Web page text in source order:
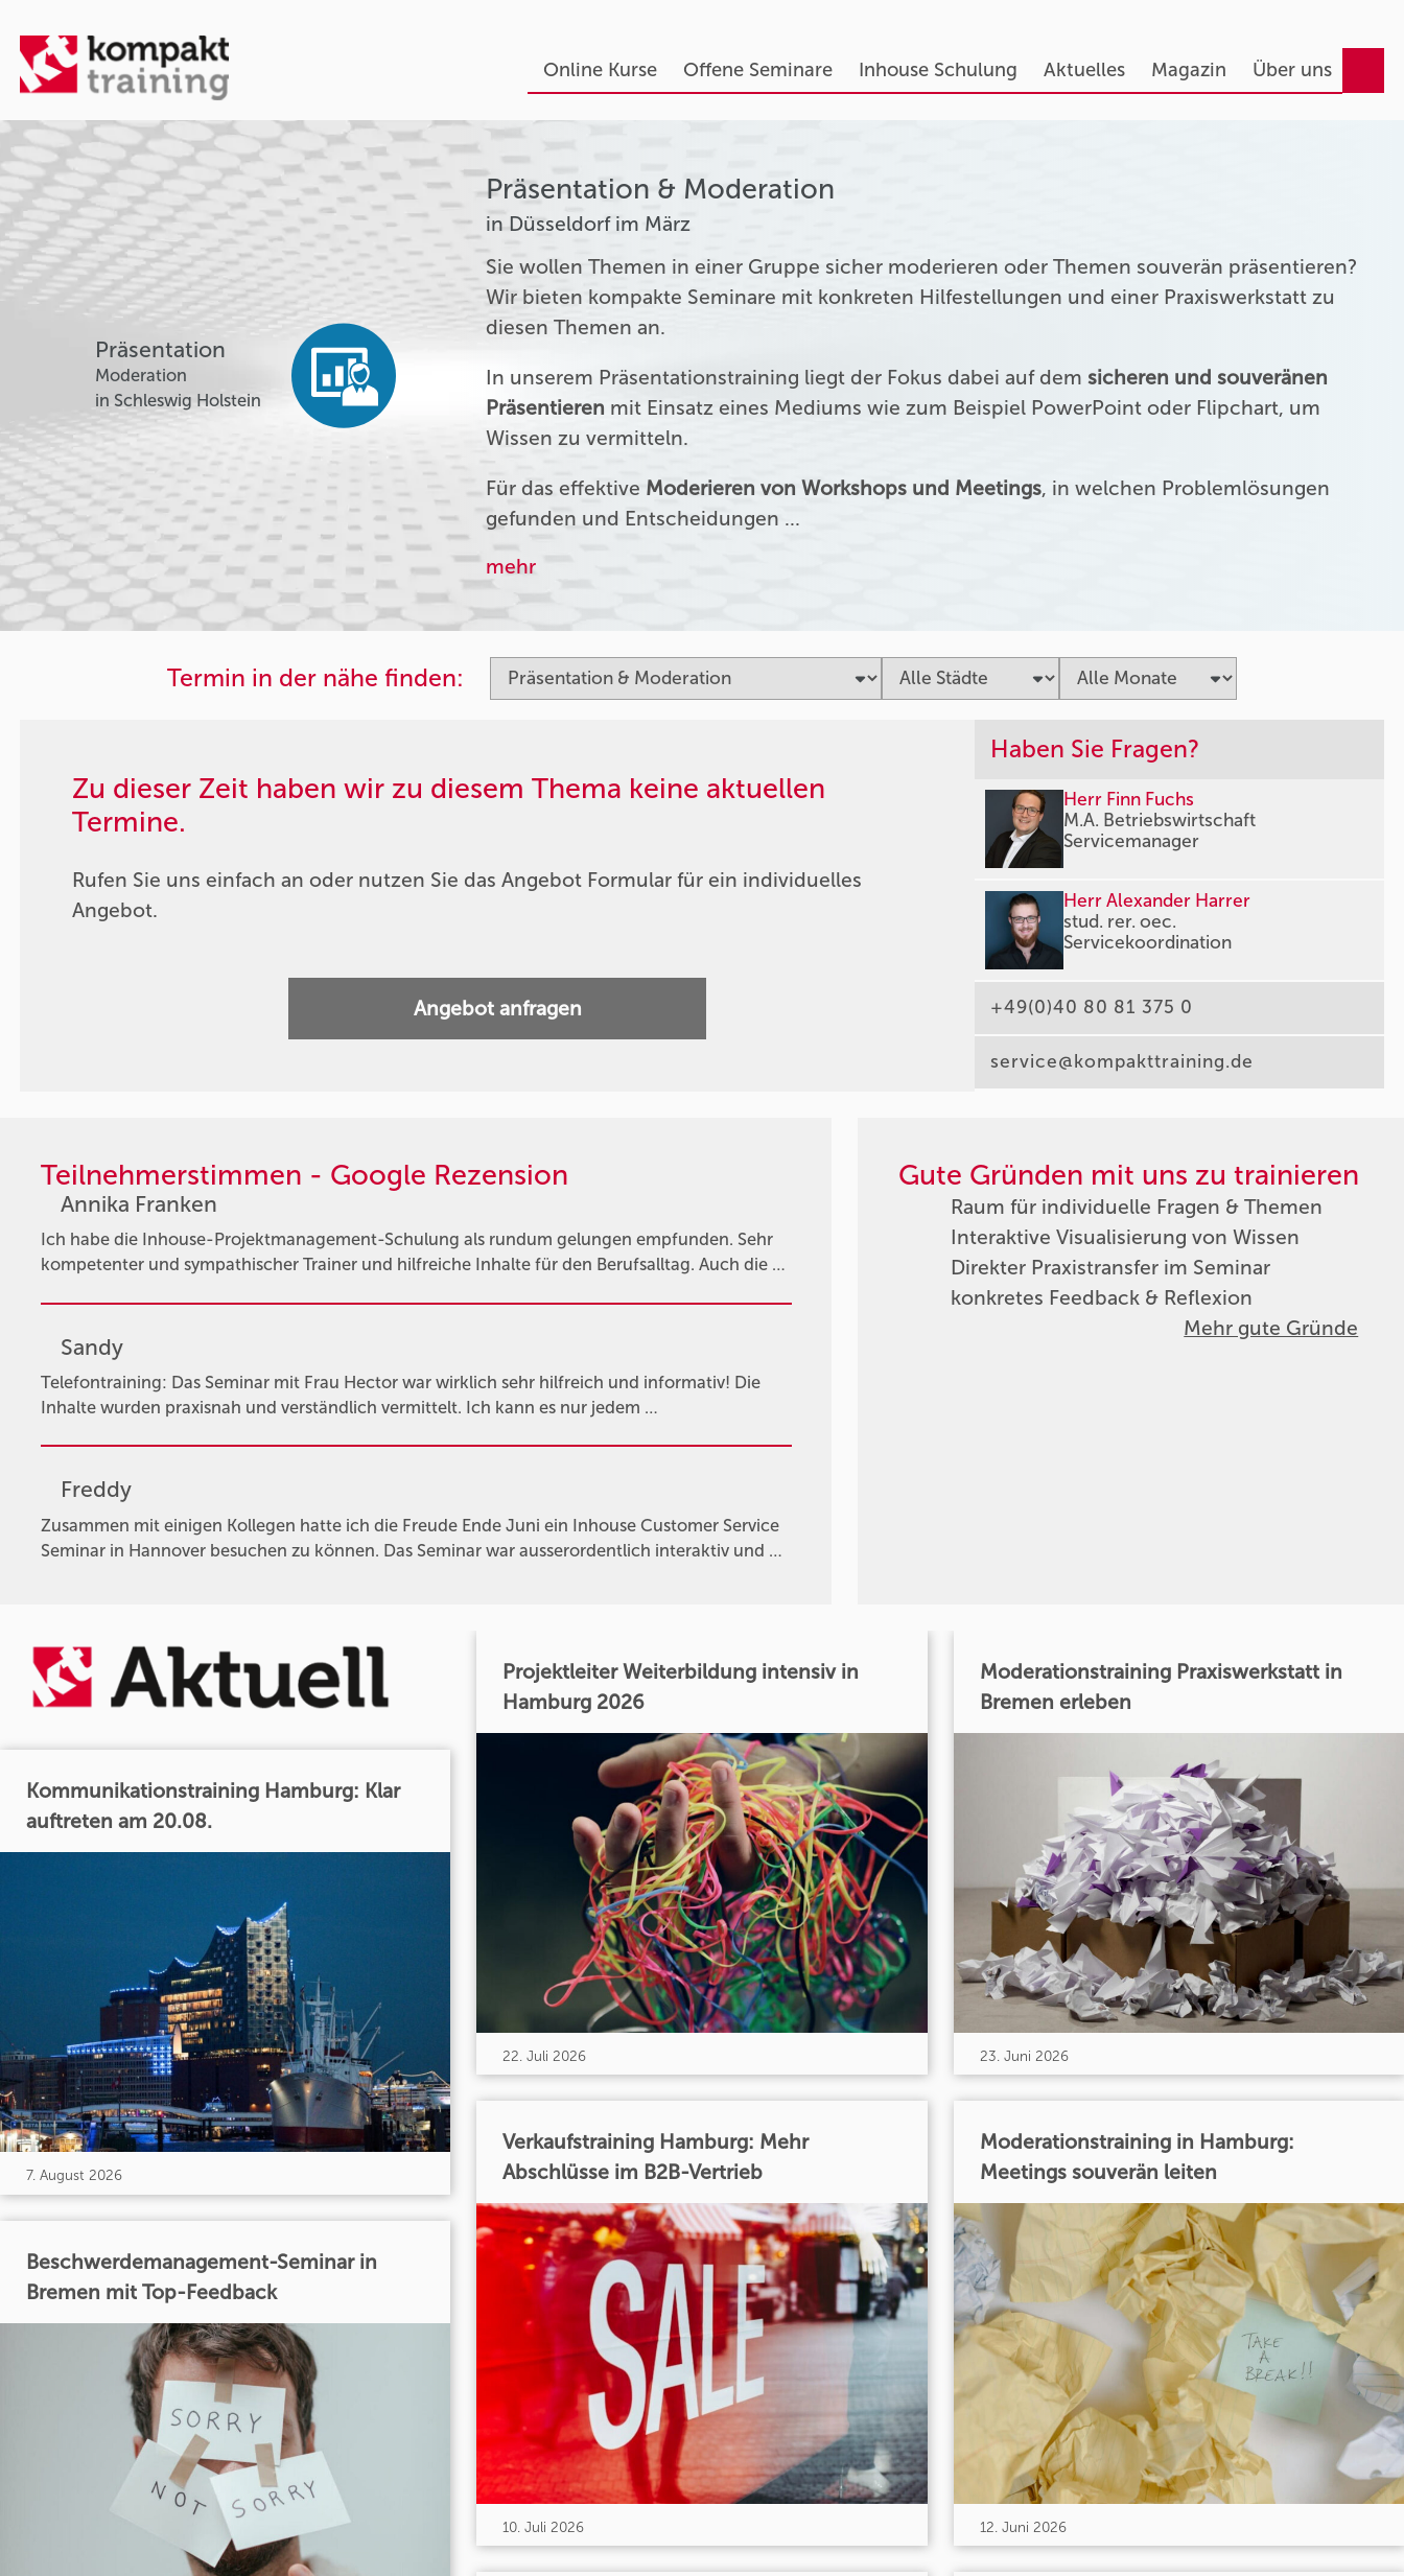
Online Kurse Offene Seminare Inhouse Schulung Aktuelles Magazin Über uns
Präsentation
Moderation
in Schleswig Holstein
Präsentation & Moderation
in Düsseldorf im März
Sie wollen Themen in einer Gruppe sicher moderieren oder Themen souverän präsentieren?
Wir bieten kompakte Seminare mit konkreten Hilfestellungen und einer Praxiswerkstatt zu
diesen Themen an.
In unserem Präsentationstraining liegt der Fokus dabei auf demsicheren und souveränen
Präsentieren mit Einsatz eines Mediums wie zum Beispiel PowerPoint oder Flipchart, um
Wissen zu vermitteln.
Für das effektive Moderieren von Workshops und Meetings, in welchen Problemlösungen
gefunden und Entscheidungen …
mehr
Termin in der nähe finden:
Zu dieser Zeit haben wir zu diesem Thema keine aktuellen
Termine.
Rufen Sie uns einfach an oder nutzen Sie das Angebot Formular für ein individuelles
Angebot.
Angebot anfragen
Haben Sie Fragen?
Herr Finn Fuchs
M.A. Betriebswirtschaft
Servicemanager
Herr Alexander Harrer
stud. rer. oec.
Servicekoordination
+49(0)40 80 81 375 0
service@kompakttraining.de
Teilnehmerstimmen - Google Rezension
Annika Franken
Ich habe die Inhouse-Projektmanagement-Schulung als rundum gelungen empfunden. Sehr
kompetenter und sympathischer Trainer und hilfreiche Inhalte für den Berufsalltag. Auch die …
Sandy
Telefontraining: Das Seminar mit Frau Hector war wirklich sehr hilfreich und informativ! Die
Inhalte wurden praxisnah und verständlich vermittelt. Ich kann es nur jedem …
Freddy
Zusammen mit einigen Kollegen hatte ich die Freude Ende Juni ein Inhouse Customer Service
Seminar in Hannover besuchen zu können. Das Seminar war ausserordentlich interaktiv und …
Gute Gründen mit uns zu trainieren
Raum für individuelle Fragen & Themen
Interaktive Visualisierung von Wissen
Direkter Praxistransfer im Seminar
konkretes Feedback & Reflexion
Mehr gute Gründe
Kommunikationstraining Hamburg: Klar
auftreten am 20.08.
7. August 2026
Beschwerdemanagement-Seminar in
Bremen mit Top-Feedback
Projektleiter Weiterbildung intensiv in
Hamburg 2026
22. Juli 2026
Verkaufstraining Hamburg: Mehr
Abschlüsse im B2B-Vertrieb
10. Juli 2026
Moderationstraining Praxiswerkstatt in
Bremen erleben
23. Juni 2026
Moderationstraining in Hamburg:
Meetings souverän leiten
12. Juni 2026